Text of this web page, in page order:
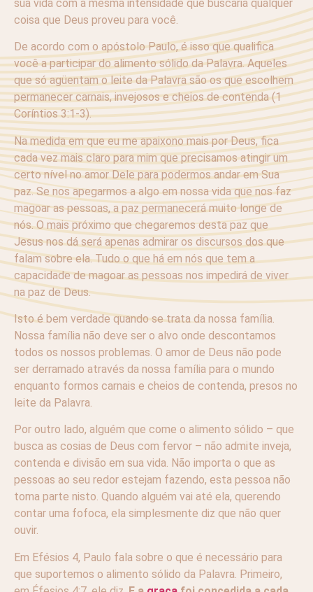
sua vida com a mesma intensidade que buscaria qualquer
coisa que Deus proveu para você.
De acordo com o apóstolo Paulo, é isso que qualifica
você a participar do alimento sólido da Palavra. Aqueles
que só agüentam o leite da Palavra são os que escolhem
permanecer carnais, invejosos e cheios de contenda (1
Coríntios 3:1-3).
Na medida em que eu me apaixono mais por Deus, fica
cada vez mais claro para mim que precisamos atingir um
certo nível no amor Dele para podermos andar em Sua
paz. Se nos apegarmos a algo em nossa vida que nos faz
magoar as pessoas, a paz permanecerá muito longe de
nós. O mais próximo que chegaremos desta paz que
Jesus nos dá será apenas admirar os discursos dos que
falam sobre ela. Tudo o que há em nós que tem a
capacidade de magoar as pessoas nos impedirá de viver
na paz de Deus.
Isto é bem verdade quando se trata da nossa família.
Nossa família não deve ser o alvo onde descontamos
todos os nossos problemas. O amor de Deus não pode
ser derramado através da nossa família para o mundo
enquanto formos carnais e cheios de contenda, presos no
leite da Palavra.
Por outro lado, alguém que come o alimento sólido – que
busca as cosias de Deus com fervor – não admite inveja,
contenda e divisão em sua vida. Não importa o que as
pessoas ao seu redor estejam fazendo, esta pessoa não
toma parte nisto. Quando alguém vai até ela, querendo
contar uma fofoca, ela simplesmente diz que não quer
ouvir.
Em Efésios 4, Paulo fala sobre o que é necessário para
que suportemos o alimento sólido da Palavra. Primeiro,